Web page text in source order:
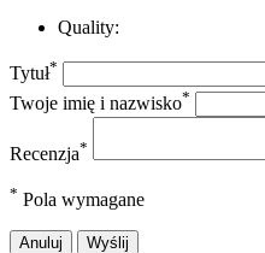
Quality:
Tytuł*
Twoje imię i nazwisko*
Recenzja*
* Pola wymagane
Anuluj Wyślij